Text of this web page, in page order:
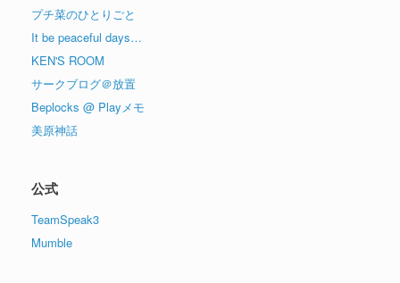
プチ菜のひとりごと
It be peaceful days…
KEN'S ROOM
サークブログ＠放置
Beplocks @ Playメモ
美原神話
公式
TeamSpeak3
Mumble